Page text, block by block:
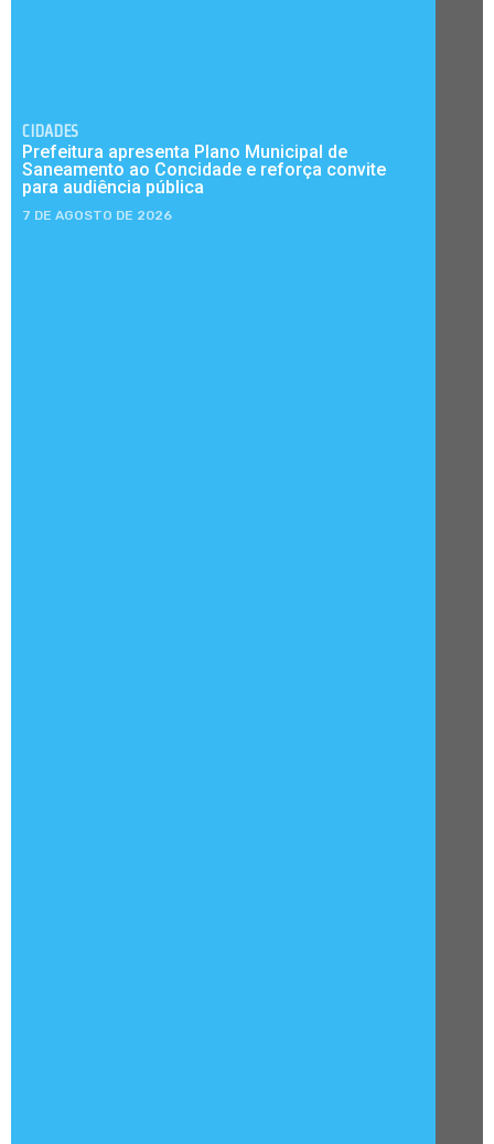
CIDADES
Prefeitura apresenta Plano Municipal de
Saneamento ao Concidade e reforça convite
para audiência pública
7 DE AGOSTO DE 2026